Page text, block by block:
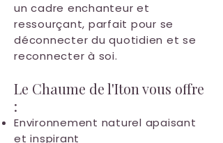
un cadre enchanteur et
ressourçant, parfait pour se
déconnecter du quotidien et se
reconnecter à soi.
Le Chaume de l'Iton vous offre
:
Environnement naturel apaisant
et inspirant